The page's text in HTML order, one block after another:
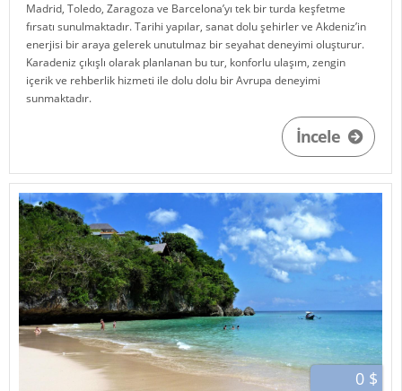
Madrid, Toledo, Zaragoza ve Barcelona’yı tek bir turda keşfetme
fırsatı sunulmaktadır. Tarihi yapılar, sanat dolu şehirler ve Akdeniz’in
enerjisi bir araya gelerek unutulmaz bir seyahat deneyimi oluşturur.
Karadeniz çıkışlı olarak planlanan bu tur, konforlu ulaşım, zengin
içerik ve rehberlik hizmeti ile dolu dolu bir Avrupa deneyimi
sunmaktadır.
İncele
0 $